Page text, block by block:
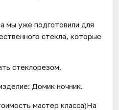
мы уже подготовили для
стекла, которые
стеклорезом.
Домик ночник.
мастер класса)На